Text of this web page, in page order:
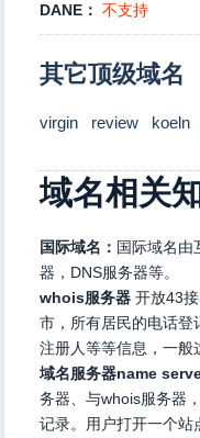
DANE： 不支持
其它顶级域名
virgin review koeln
域名相关
国际域名： 国际域名由
器，DNS服务器等。
whois服务器开放43接
市，所有居民的电话登
注册人等等信息，一般
域名服务器name
务器、与whois服务器
记录。用户打开一个站